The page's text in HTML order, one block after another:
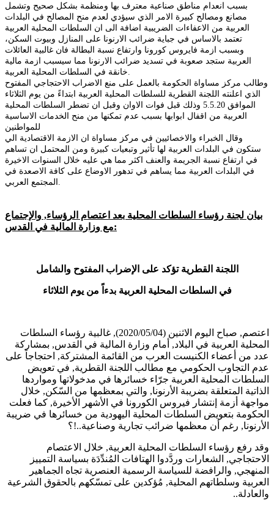
بسبب انعدام مناطق صناعية معترف بها ومنظمة بشكل صحيح وتشمل
مصانع ومصالح كبيرة الامر الذي سيؤدي لعدم منح المصالح في البلدات
العربية من الاعفاءات الضريبية اضافة الى ان السلطات المحلية العربية
تعتمد بالاساس في جباية ضرائب الارنونا على المنازل وبيوت السكن،
وبسبب ازمة فايروس كورونا وارتفاع نسبة البطالة فان غالبية العائلات
العربية ستجد صعوبة في تسديد ضرائب الارنونا مما سيسبب ازمة مالية
وطالب مركز مساواة الحكومة بالعمل على منع الاضراب الاحتجاجي المفتوح
الذي اعلنته اللجنة القطرية للسلطات المحلية العربية ابتداءً من يوم الثلاثاء
الموافق 5.5.20 وذلك قبل فوات الاوان وقبل ان تضطر السلطات المحلية
العربية من اقفال ابوابها بسبب عدم تمكنها من منح الخدمات الاساسية
للمواطنين
وقال الخبراء والاخصائيين في مركز مساواة ان الازمة الاقتصادية الي
ستكون في البلدات العربية لها تأثير وتبعيات كبيرة ومن المحتمل ان تساهم
في ارتفاع نسبة الجريمة والعنف اكثر مما هي عليه خلال السنوات الاخيرة
في البلدات العربية مما يساهم في تدهور الاوضاع على كافة الاصعدة في
بيان لجنة رؤساء السلطات المحلية بعد اعتصام الرؤساء, والإجتماع
مع وزارة المالية في القدس:
اللجنة القطرية تؤكد على الإضراب المفتوح والشامل
في السلطات المحلية العربية بدءاً من يوم الثلاثاء
اعتصم, صباح اليوم الاثنين (2020/05/04), غالبية رؤساء السلطات
المحلية العربية في البلاد, أمام وزارة المالية في القدس, بمشاركة
عدد من أعضاء الكنيست العرب من القائمة المشتركة, احتجاجاً على
عدم التجاوب الحكومي مع مطالب اللجنة القطرية, في تعويض
السلطات المحلية العربية جرّاء خسائرها في مدخولاتها ومواردها
الذاتية المتعلقة بضريبة الأرنونا, والتي بمعظمها من السّكن, خلال
مواجهة أزمة إنتشار فيروس الكورونا في الأشهر الأخيرة, كما فعلت
الحكومة بتعويض السلطات المحلية اليهودية من خسائرها في ضريبة
الأرنونا, رغم أن معظمها ضرائب تجارية وصناعية..!؟
وقد رفع رؤساء السلطات المحلية العربية, خلال الاعتصام
الاحتجاجي, الشعارات وردَّدوا الهتافات المُندِّدَة بسياسة التمييز
المنهجي, والرافضة للسياسة الرسمية العنصرية تجاه الجماهير
العربية وسلطاتهم المحلية, مُؤكدين على تمسّكهم بالحقوق الشرعية
والعادلة..